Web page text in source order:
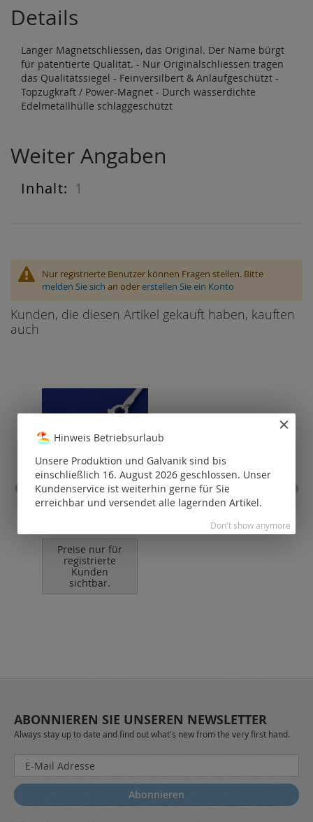
Details
Langer Magnetschliessen, das Original. Der Name bürgt
für patentierte Qualität. - Nur Originalschliessen tragen
das Qualitätssiegel - Feinversilbert & Anlaufgeschützt -
Topzugkraft / Power-Magnet - Durch wasserdichte
Edelmetallhülle schlaggeschützt
Weiter Angaben
Weiter
1
Nur registrierte Benutzer können Fragen stellen. Bitte
melden Sie sich an odererstellen Sie ein Konto
Kunden, die diesen Artikel gekauft haben, kauften
auch
Schlangenketten mit
Preise nur für
registrierte
Kunden
sichtbar.
ABONNIEREN SIE UNSEREN NEWSLETTER
Always stay up to date and find out what's new from the very first hand.
Melden
Sie
sich
für
Abonnieren
Hinweis Betriebsurlaub
Unsere Produktion und Galvanik sind bis
einschließlich 16. August 2026 geschlossen. Unser
Kundenservice ist weiterhin gerne für Sie
erreichbar und versendet alle lagernden Artikel.
Don't show anymore